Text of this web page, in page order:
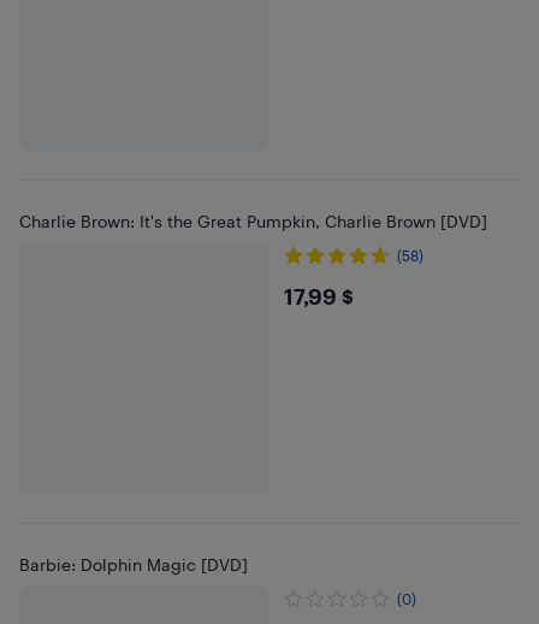
Charlie Brown: It's the Great Pumpkin, Charlie Brown [DVD]
(58)
$17.99
17,99 $
Barbie: Dolphin Magic [DVD]
(0)